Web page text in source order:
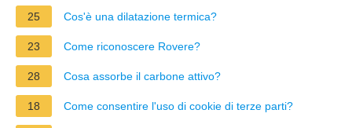
25 Cos'è una dilatazione termica?
23 Come riconoscere Rovere?
28 Cosa assorbe il carbone attivo?
18 Come consentire l'uso di cookie di terze parti?